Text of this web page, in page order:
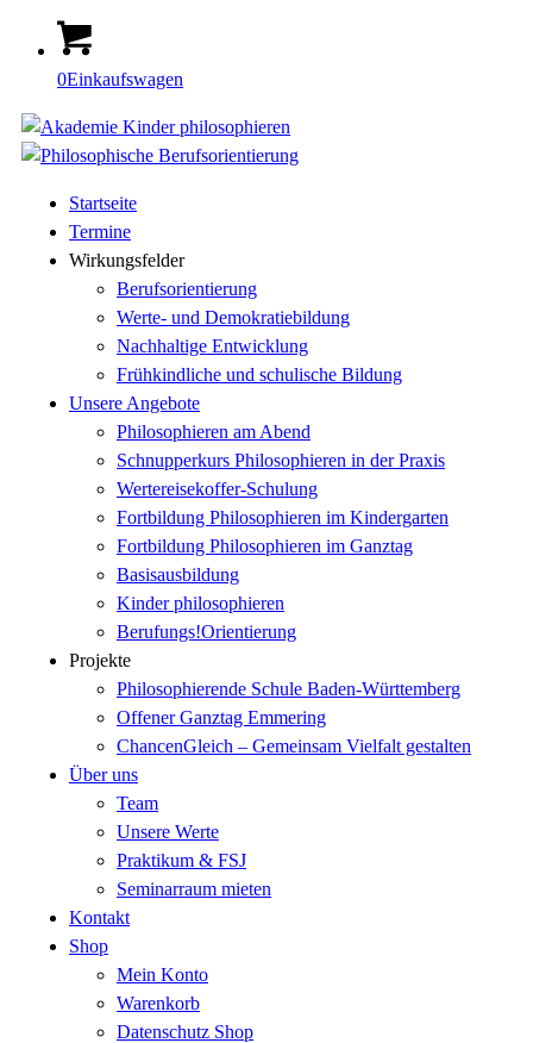
0Einkaufswagen
Startseite
Termine
Wirkungsfelder
Berufsorientierung
Werte- und Demokratiebildung
Nachhaltige Entwicklung
Frühkindliche und schulische Bildung
Unsere Angebote
Philosophieren am Abend
Schnupperkurs Philosophieren in der Praxis
Wertereisekoffer-Schulung
Fortbildung Philosophieren im Kindergarten
Fortbildung Philosophieren im Ganztag
Basisausbildung
Kinder philosophieren
Berufungs!Orientierung
Projekte
Philosophierende Schule Baden-Württemberg
Offener Ganztag Emmering
ChancenGleich – Gemeinsam Vielfalt gestalten
Über uns
Team
Unsere Werte
Praktikum & FSJ
Seminarraum mieten
Kontakt
Shop
Mein Konto
Warenkorb
Datenschutz Shop